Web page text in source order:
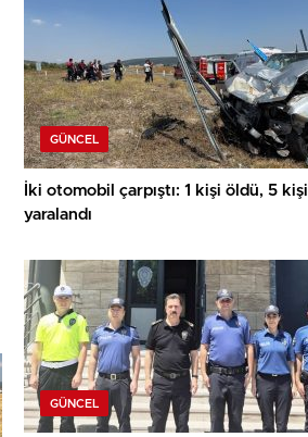
GÜNCEL
İki otomobil çarpıştı: 1 kişi öldü, 5 kişi
yaralandı
GÜNCEL